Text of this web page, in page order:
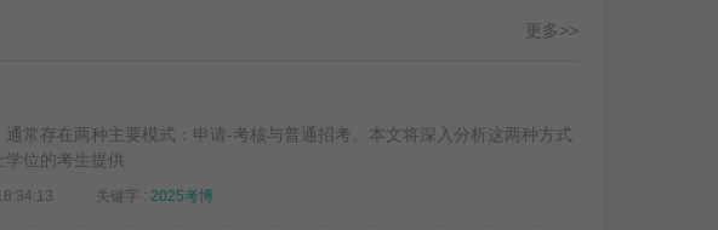
更多>>
常存在两种主要模式：申请-考核与普通招考。本文将深入分析这两种方式
学位的考生提供
关键字 : 2025考博